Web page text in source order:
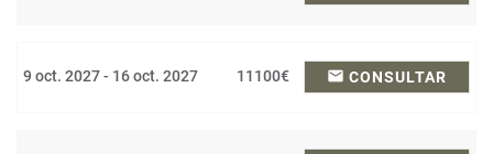
9 oct. 2027 - 16 oct. 2027 11100€ email CONSULTAR